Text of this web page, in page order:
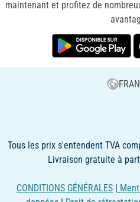
maintenant et profitez de
Tous les prix s'entendent TVA
Livraison gratuite à
CONDITIONS GÉNÉRALES |